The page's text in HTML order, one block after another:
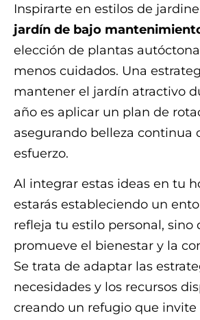
Inspirarte en estilos de
jardín de bajo
elección de plantas
menos cuidados. Una
mantener el jardín atractivo
año es aplicar un plan de
asegurando belleza continua
esfuerzo.
Al integrar estas ideas en tu
estarás estableciendo un
refleja tu estilo personal, sino
promueve el bienestar y la
Se trata de adaptar las
necesidades y los recursos
creando un refugio que invite